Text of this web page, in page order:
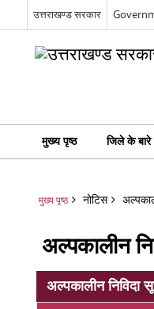
उत्तराखण्ड सरकार
मुख्य पृष्ठ जिले के बारे
मुख्य पृष्ठ नोटिस
अल्पकालीन
अल्पकालीन निविदा